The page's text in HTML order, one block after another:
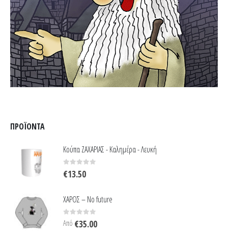
ΠΡΟΪΌΝΤΑ
Κούπα ΖΑΧΑΡΙΑΣ - Καλημέρα - Λευκή
0out of 5
€13.50
ΧΑΡΟΣ – No future
0 out of 5
Από €35.00